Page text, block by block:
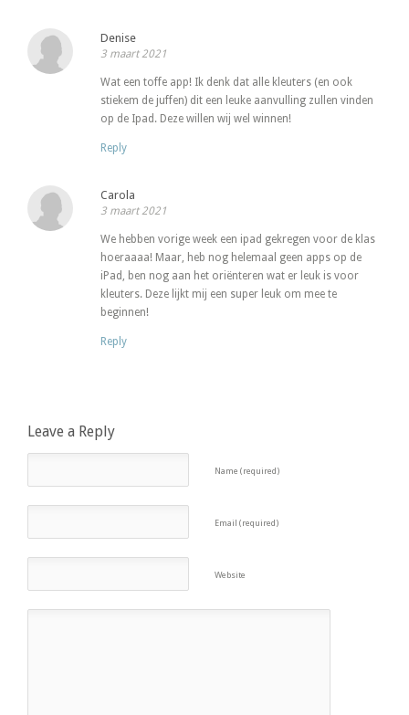
Denise
3 maart 2021
Wat een toffe app! Ik denk dat alle kleuters (en ook
stiekem de juffen) dit een leuke aanvulling zullen vinden
op de Ipad. Deze willen wij wel winnen!
Reply
Carola
3 maart 2021
We hebben vorige week een ipad gekregen voor de klas
hoeraaaa! Maar, heb nog helemaal geen apps op de
iPad, ben nog aan het oriënteren wat er leuk is voor
kleuters. Deze lijkt mij een super leuk om mee te
beginnen!
Reply
Leave a Reply
Name (required)
Email (required)
Website